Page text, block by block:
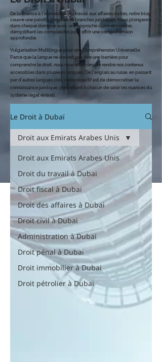
De la finance à l'immobilier, du travail aux affaires civiles, notre blog
couvre une palette étendue de branches juridiques. Nous plongeons
dans chaque domaine avec une approche claire et concise,
démystifiant les complexités pour offrir une compréhension
approfondie.
Vulgarisation Multilingue pour une Compréhension Universelle:
Parce que la langue ne devrait pas être une barrière pour
comprendre le droit, nous nous efforçons de rendre nos contenus
accessibles dans plusieurs langues. De l'anglais au russe, en passant
par d'autres langues clés, notre objectif est de démocratiser la
connaissance juridique, permettant à chacun de saisir les nuances du
système légal émirati.
Le Droit à Dubaï
Droit aux Emirats Arabes Unis
Droit du travail à Dubai
Droit fiscal à Dubai
Droit des affaires à Dubai
Droit civil à Dubai
Administration à Dubai
Droit pénal à Dubai
Droit immobilier à Dubai
Droit pétrolier à Dubai
Droit aux Emirats Arabes Unis